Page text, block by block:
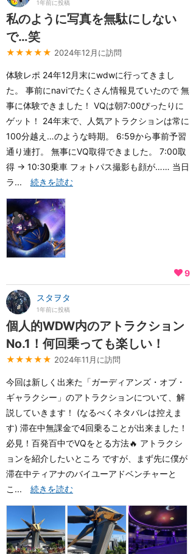
1年前に投稿
私のように写真を無駄にしない
で…笑
★★★★★ 2024年12月に訪問
体験レポ 24年12月末にwdwに行ってきまし
た。 事前にnaviでたくさん情報見ていたので 無
事に体験できました！ VQは朝7:00ぴったりに
ゲット！ 24年末で、人気アトラクションは常に
100分越え…のような時期。 6:59から事前予習
通り連打。 無事にVQ取得できました。 7:00取
得 → 10:30乗車 フォトパス撮影も顔が…… 当日
ラ... 続きを読む
9
スタヲタ
1年前に投稿
個人的WDW内のアトラクション
No.1！何回乗っても楽しい！
★★★★★ 2024年11月に訪問
今回は新しく出来た「ガーディアンズ・オブ・
ギャラクシー」のアトラクションについて、解
説していきます！ (なるべくネタバレは控えま
す) 滞在中無課金で4回乗ることが出来ました！
必見！百発百中でVQをとる方法🔥 アトラクシ
ョンを紹介したいところ ですが、まず先に僕が
滞在中ティアナのバイユーアドベンチャーと
こ... 続きを読む